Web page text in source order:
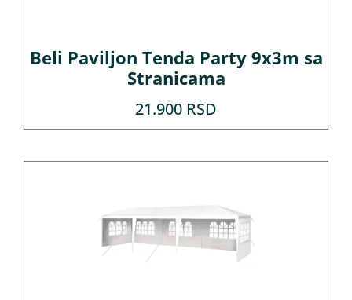
Beli Paviljon Tenda Party 9x3m sa
Stranicama
21.900 RSD